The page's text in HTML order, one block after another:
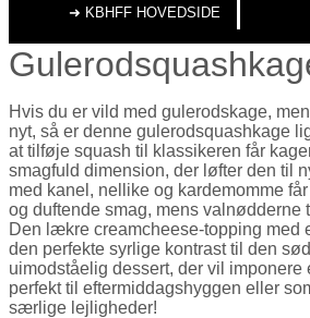
➜ KBHFF HOVEDSIDE
Hvis du er vild med gulerodskage,
nyt, så er denne gulerodsquashkage
at tilføje squash til klassikeren får
smagfuld dimension, der løfter den til
med kanel, nellike og kardemomme
og duftende smag, mens valnødderne
Den lækre creamcheese-topping med
den perfekte syrlige kontrast til den
uimodståelig dessert, der vil imponere
perfekt til eftermiddagshyggen eller
særlige lejligheder!